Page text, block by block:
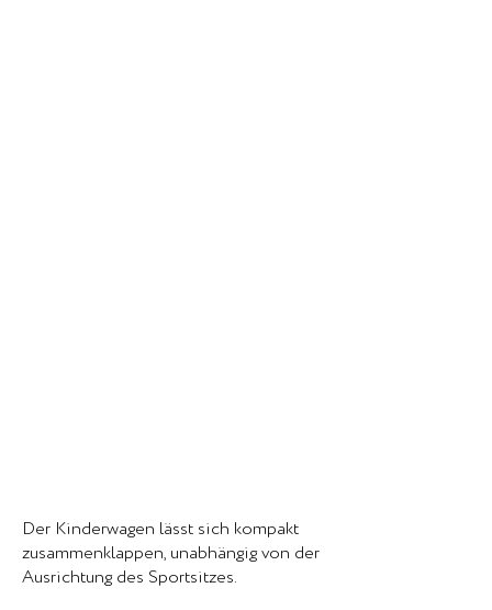
Der Kinderwagen lässt sich kompakt
zusammenklappen, unabhängig von der
Ausrichtung des Sportsitzes.